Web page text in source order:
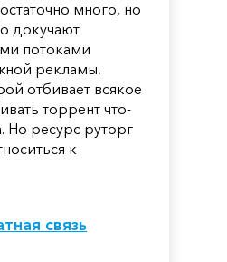
много, но
докучают
потоками
рекламы,
отбивает всякое
торрент что-
Но ресурс руторг
к
связь